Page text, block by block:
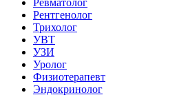
Ревматолог
Рентгенолог
Трихолог
УВТ
УЗИ
Уролог
Физиотерапевт
Эндокринолог